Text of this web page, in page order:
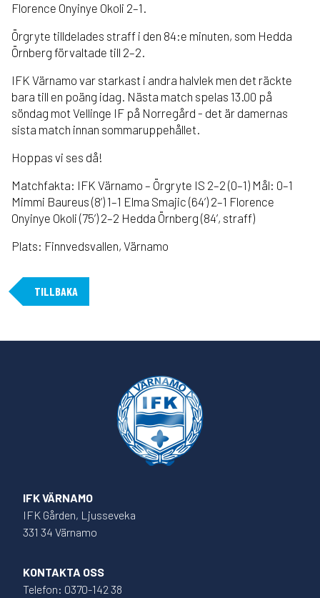
Florence Onyinye Okoli 2–1.
Örgryte tilldelades straff i den 84:e minuten, som Hedda
Örnberg förvaltade till 2–2.
IFK Värnamo var starkast i andra halvlek men det räckte
bara till en poäng idag. Nästa match spelas 13.00 på
söndag mot Vellinge IF på Norregård - det är damernas
sista match innan sommaruppehållet.
Hoppas vi ses då!
Matchfakta: IFK Värnamo – Örgryte IS 2–2 (0–1) Mål: 0–1
Mimmi Baureus (8’) 1–1 Elma Smajic (64’) 2–1 Florence
Onyinye Okoli (75’) 2–2 Hedda Örnberg (84’, straff)
Plats: Finnvedsvallen, Värnamo
TILLBAKA
IFK VÄRNAMO
IFK Gården, Ljusseveka
331 34 Värnamo
KONTAKTA OSS
Telefon: 0370-142 38